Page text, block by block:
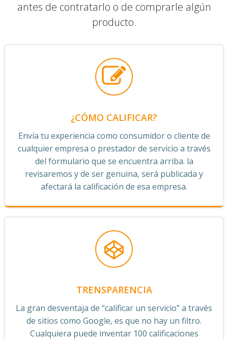
antes de contratarlo o de comprarle algún
producto.
¿CÓMO CALIFICAR?
Envía tu experiencia como consumidor o cliente de
cualquier empresa o prestador de servicio a través
del formulario que se encuentra arriba. la
revisaremos y de ser genuina, será publicada y
afectará la calificación de esa empresa.
TRENSPARENCIA
La gran desventaja de “calificar un servicio” a través
de sitios como Google, es que no hay un filtro.
Cualquiera puede inventar 100 calificaciones